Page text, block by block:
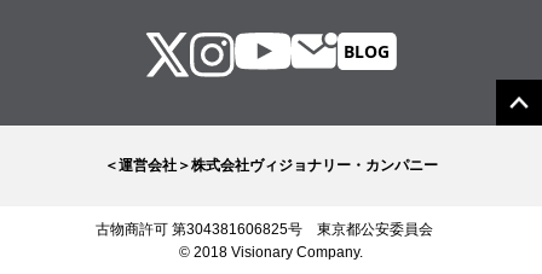
＜運営会社＞株式会社ヴィジョナリー・カンパニー
古物商許可 第304381606825号 東京都公安委員会
© 2018 Visionary Company.